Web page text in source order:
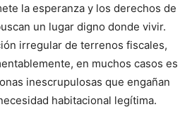
la esperanza y los derechos de
un lugar digno donde vivir.
irregular de terrenos fiscales,
en muchos casos es
inescrupulosas que engañan
habitacional legítima.